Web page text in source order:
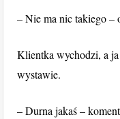
– Nie ma nic takiego –
Klientka wychodzi, a
wystawie.
– Durna jakaś –